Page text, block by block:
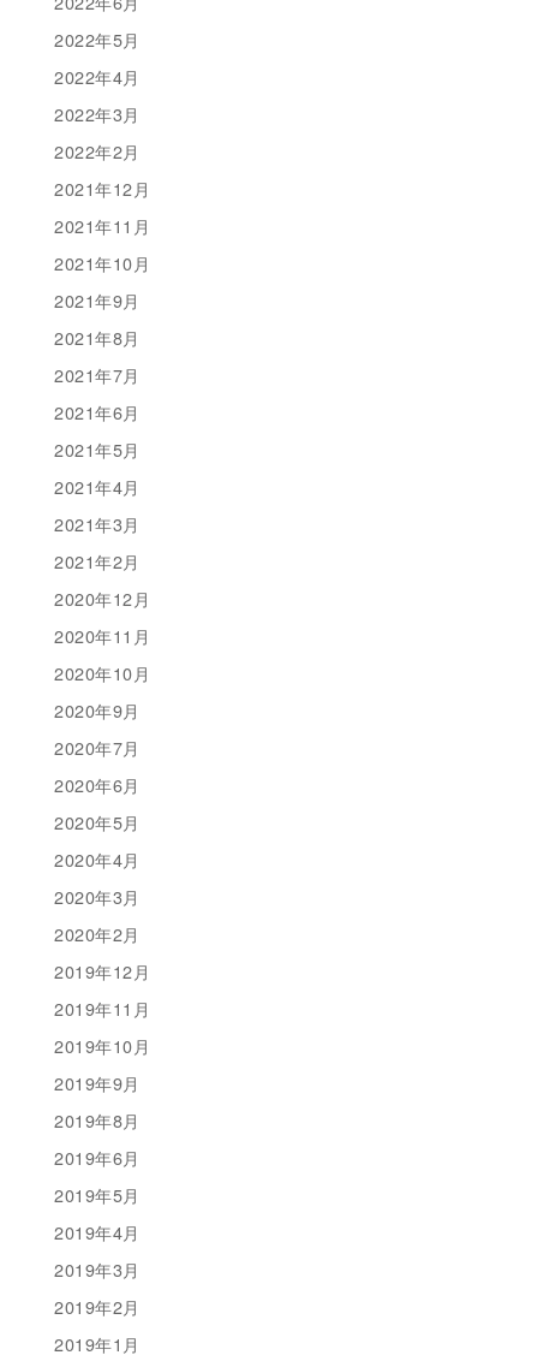
2022年5月
2022年4月
2022年3月
2022年2月
2021年12月
2021年11月
2021年10月
2021年9月
2021年8月
2021年7月
2021年6月
2021年5月
2021年4月
2021年3月
2021年2月
2020年12月
2020年11月
2020年10月
2020年9月
2020年7月
2020年6月
2020年5月
2020年4月
2020年3月
2020年2月
2019年12月
2019年11月
2019年10月
2019年9月
2019年8月
2019年6月
2019年5月
2019年4月
2019年3月
2019年2月
2019年1月